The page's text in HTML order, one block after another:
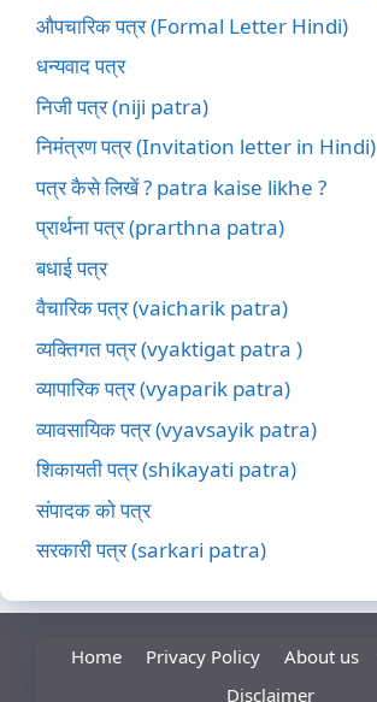
औपचारिक पत्र (Formal Letter Hindi)
धन्यवाद पत्र
निजी पत्र (niji patra)
निमंत्रण पत्र (Invitation letter in Hindi)
पत्र कैसे लिखें ? patra kaise likhe ?
प्रार्थना पत्र (prarthna patra)
बधाई पत्र
वैचारिक पत्र (vaicharik patra)
व्यक्तिगत पत्र (vyaktigat patra )
व्यापारिक पत्र (vyaparik patra)
व्यावसायिक पत्र (vyavsayik patra)
शिकायती पत्र (shikayati patra)
संपादक को पत्र
सरकारी पत्र (sarkari patra)
Home Privacy Policy About us
Disclaimer